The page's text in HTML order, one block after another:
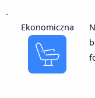
.
Ekonomiczna